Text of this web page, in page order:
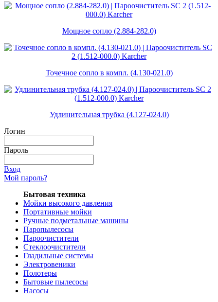
Мощное сопло (2.884-282.0)
Точечное сопло в компл. (4.130-021.0)
Удлинительная трубка (4.127-024.0)
Логин
Пароль
Вход
Мой пароль?
Бытовая техника
Мойки высокого давления
Портативные мойки
Ручные подметальные машины
Паропылесосы
Пароочистители
Стеклоочистители
Гладильные системы
Электровеники
Полотеры
Бытовые пылесосы
Насосы